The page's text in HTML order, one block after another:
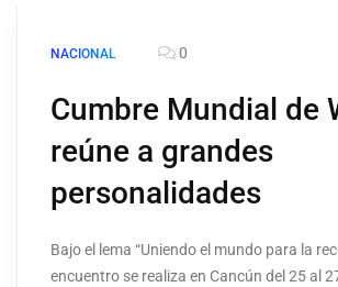
NACIONAL 0
Cumbre Mundial de
reúne a grandes
personalidades
Bajo el lema “Uniendo el mundo para la
encuentro se realiza en Cancún del 25 al